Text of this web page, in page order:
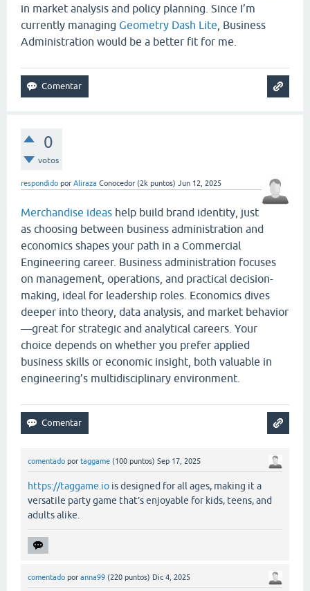
in market analysis and policy planning. Since I’m
currently managing Geometry Dash Lite , Business
Administration would be a better fit for me.
0
votos
respondido por Aliraza Conocedor (2k puntos) Jun 12, 2025
Merchandise ideas help build brand identity, just
as choosing between business administration and
economics shapes your path in a Commercial
Engineering career. Business administration focuses
on management, operations, and practical decision-
making, ideal for leadership roles. Economics dives
deeper into theory, data analysis, and market behavior
—great for strategic and analytical careers. Your
choice depends on whether you prefer applied
business skills or economic insight, both valuable in
engineering’s multidisciplinary environment.
comentado por taggame (100 puntos) Sep 17, 2025
https://taggame.io is designed for all ages, making it a
versatile party game that’s enjoyable for kids, teens, and
adults alike.
comentado por anna99 (220 puntos) Dic 4, 2025